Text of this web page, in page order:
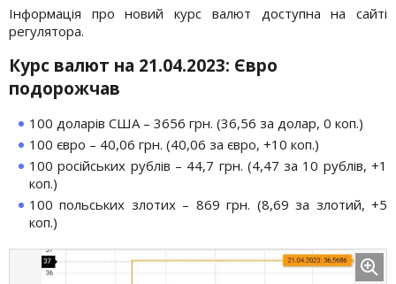
Інформація про новий курс валют доступна на сайті
регулятора.
Курс валют на 21.04.2023: Євро
подорожчав
100 доларів США – 3656 грн. (36,56 за долар, 0 коп.)
100 євро – 40,06 грн. (40,06 за євро, +10 коп.)
100 російських рублів – 44,7 грн. (4,47 за 10 рублів, +1
коп.)
100 польських злотих – 869 грн. (8,69 за злотий, +5
коп.)